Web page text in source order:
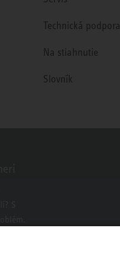
Technická podpora
Na stiahnutie
Slovník